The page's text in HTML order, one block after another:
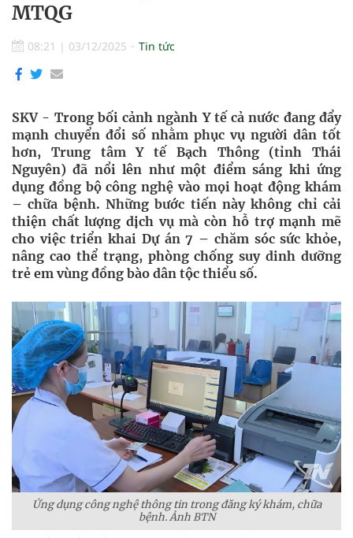
MTQG
08:21 | 03/12/2025 Tin tức
SKV - Trong bối cảnh ngành Y tế cả nước đang đẩy
mạnh chuyển đổi số nhằm phục vụ người dân tốt
hơn, Trung tâm Y tế Bạch Thông (tỉnh Thái
Nguyên) đã nổi lên như một điểm sáng khi ứng
dụng đồng bộ công nghệ vào mọi hoạt động khám
– chữa bệnh. Những bước tiến này không chỉ cải
thiện chất lượng dịch vụ mà còn hỗ trợ mạnh mẽ
cho việc triển khai Dự án 7 – chăm sóc sức khỏe,
nâng cao thể trạng, phòng chống suy dinh dưỡng
trẻ em vùng đồng bào dân tộc thiểu số.
Ứng dụng công nghệ thông tin trong đăng ký khám, chữa
bệnh. Ảnh BTN